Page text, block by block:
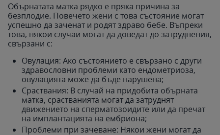
Обърнатата матка рядко е пряка причина за
безплодие. Повечето жени с това състояние могат
успешно да заченат и родят здраво бебе. Въпреки
това, някои случаи могат да доведат до затруднения,
свързани с:
Овулация: Ако състоянието е свързано с други
здравословни проблеми като ендометриоза,
овулацията може да бъде нарушена;
Сраствания: В случай на придобита обърната
матка, срастванията могат да затруднят
движението на сперматозоидите или да пречат
на имплантацията на ембриона;
Проблеми при зачеване: Някои жени могат да